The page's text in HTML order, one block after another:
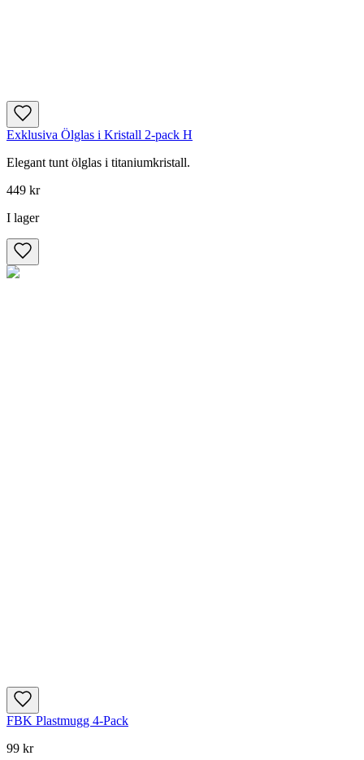
Exklusiva Ölglas i Kristall 2-pack H
Elegant tunt ölglas i titaniumkristall.
449 kr
I lager
FBK Plastmugg 4-Pack
99 kr